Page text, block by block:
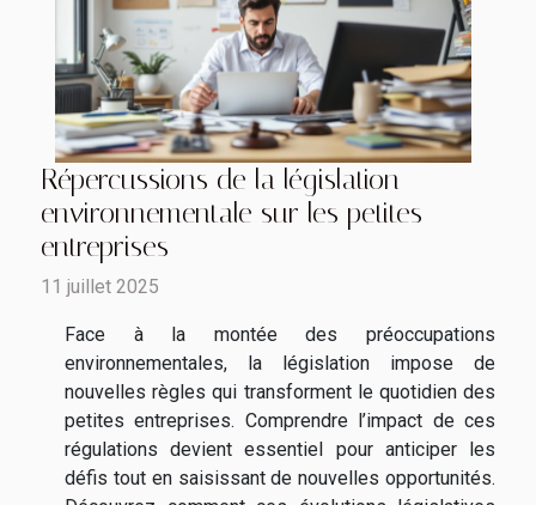
Répercussions de la législation
environnementale sur les petites
entreprises
11 juillet 2025
Face à la montée des préoccupations
environnementales, la législation impose de
nouvelles règles qui transforment le quotidien des
petites entreprises. Comprendre l’impact de ces
régulations devient essentiel pour anticiper les
défis tout en saisissant de nouvelles opportunités.